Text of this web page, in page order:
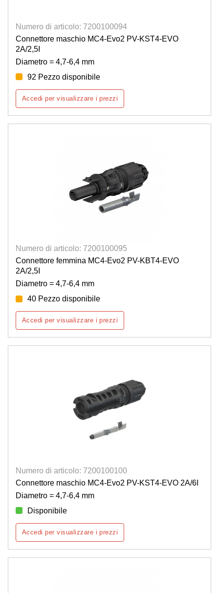
Numero di articolo: 7200100094
Connettore maschio MC4-Evo2 PV-KST4-EVO
2A/2,5I
Diametro = 4,7-6,4 mm
92 Pezzo disponibile
Accedi per visualizzare i prezzi
Numero di articolo: 7200100095
Connettore femmina MC4-Evo2 PV-KBT4-EVO
2A/2,5I
Diametro = 4,7-6,4 mm
40 Pezzo disponibile
Accedi per visualizzare i prezzi
Numero di articolo: 7200100100
Connettore maschio MC4-Evo2 PV-KST4-EVO 2A/6I
Diametro = 4,7-6,4 mm
Disponibile
Accedi per visualizzare i prezzi